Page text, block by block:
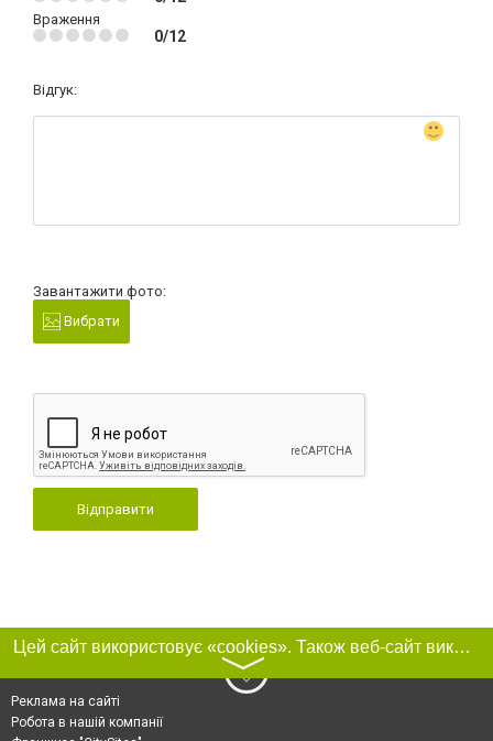
Враження
0/12
Відгук:
Завантажити фото:
Вибрати
Відправити
Цей сайт використовує «cookies». Також веб-сайт використовує інтернет-сервіс для збору технічних даних стосовно відвідувачів з метою отримання маркетингової та статистичної інформації. Умови обробки даних відвідувачів сайту див.
〉
Реклама на сайті
Робота в нашій компанії